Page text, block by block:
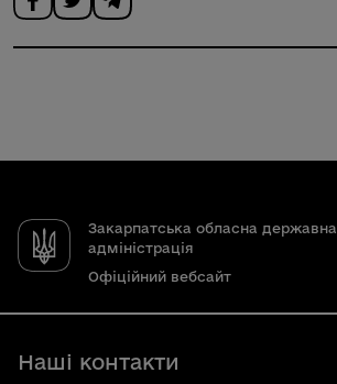
Закарпатська обласна державна
адміністрація
Офіційний вебсайт
Наші контакти